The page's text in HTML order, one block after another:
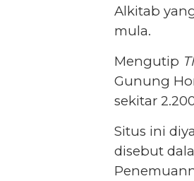
Alkitab
mula.
Mengutip
Gunung
sekitar
Situs ini
disebut